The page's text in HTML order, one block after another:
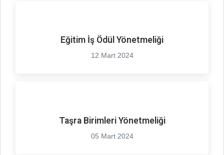
Eğitim İş Ödül Yönetmeliği
12 Mart 2024
Taşra Birimleri Yönetmeliği
05 Mart 2024